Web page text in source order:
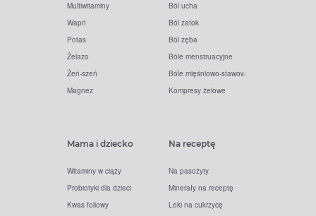
Multiwitaminy
Wapń
Potas
Żelazo
Żeń-szeń
Magnez
Ból ucha
Ból zatok
Ból zęba
Bóle menstruacyjne
Bóle mięśniowo-stawowe
Kompresy żelowe
Mama i dziecko
Witaminy w ciąży
Probiotyki dla dzieci
Kwas foliowy
Na receptę
Na pasożyty
Minerały na receptę
Leki na cukrzycę